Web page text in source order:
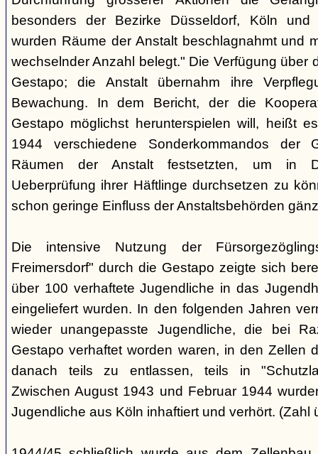
besonders der Bezirke Düsseldorf, Köln und
wurden Räume der Anstalt beschlagnahmt und
wechselnder Anzahl belegt." Die Verfügung über
Gestapo; die Anstalt übernahm ihre
Bewachung. In dem Bericht, der die
Gestapo möglichst herunterspielen will, heißt
1944 verschiedene Sonderkommandos der
Räumen der Anstalt festsetzten, um in
Ueberprüfung ihrer Häftlinge durchsetzen zu
schon geringe Einfluss der Anstaltsbehörden
Die intensive Nutzung der
Freimersdorf" durch die Gestapo zeigte sich
über 100 verhaftete Jugendliche in das
eingeliefert wurden. In den folgenden Jahren
wieder unangepasste Jugendliche, die bei
Gestapo verhaftet worden waren, in den Zellen
danach teils zu entlassen, teils in
Zwischen August 1943 und Februar 1944
Jugendliche aus Köln inhaftiert und verhört. (Zahl